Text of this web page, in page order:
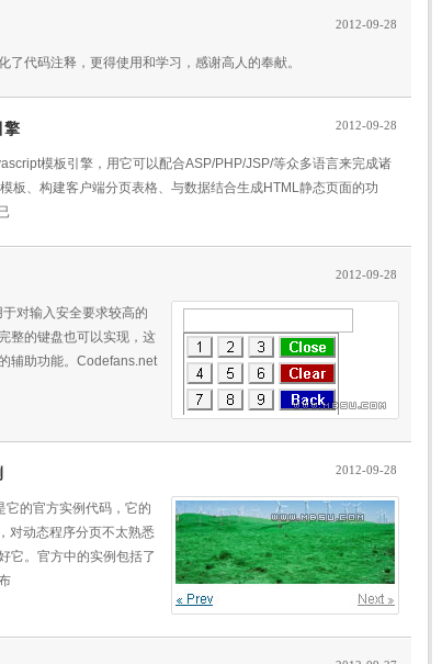
2012-09-28
代码注释，更得使用和学习，感谢高人的奉献。
擎 2012-09-28
模板引擎，用它可以配合ASP/PHP/JSP/等众多语言来完成诸
板、构建客户端分页表格、与数据结合生成HTML静态页面的功
2012-09-28
对输入安全要求较高的
整的键盘也可以实现，这
辅助功能。Codefans.net
2012-09-28
的官方实例代码，它的
对动态程序分页不太熟悉
它。官方中的实例包括了